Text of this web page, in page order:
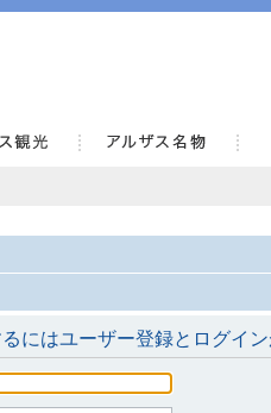
にはユーザー登録とログイ